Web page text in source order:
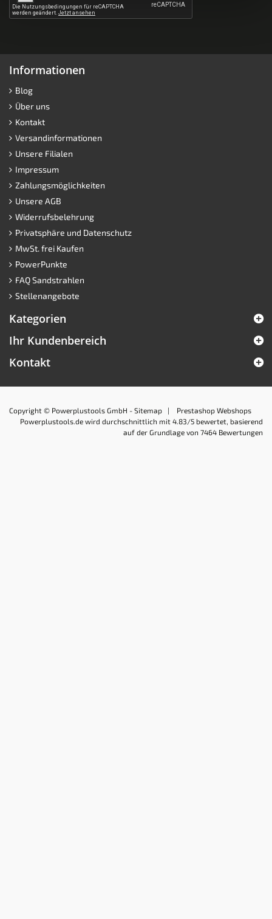
Informationen
Blog
Über uns
Kontakt
Versandinformationen
Unsere Filialen
Impressum
Zahlungsmöglichkeiten
Unsere AGB
Widerrufsbelehrung
Privatsphäre und Datenschutz
MwSt. frei Kaufen
PowerPunkte
FAQ Sandstrahlen
Stellenangebote
Kategorien
Ihr Kundenbereich
Kontakt
Copyright © Powerplustools GmbH - Sitemap | Prestashop Webshops
Powerplustools.de wird durchschnittlich mit 4.83 /5 bewertet, basierend
auf der Grundlage von 7464 Bewertungen